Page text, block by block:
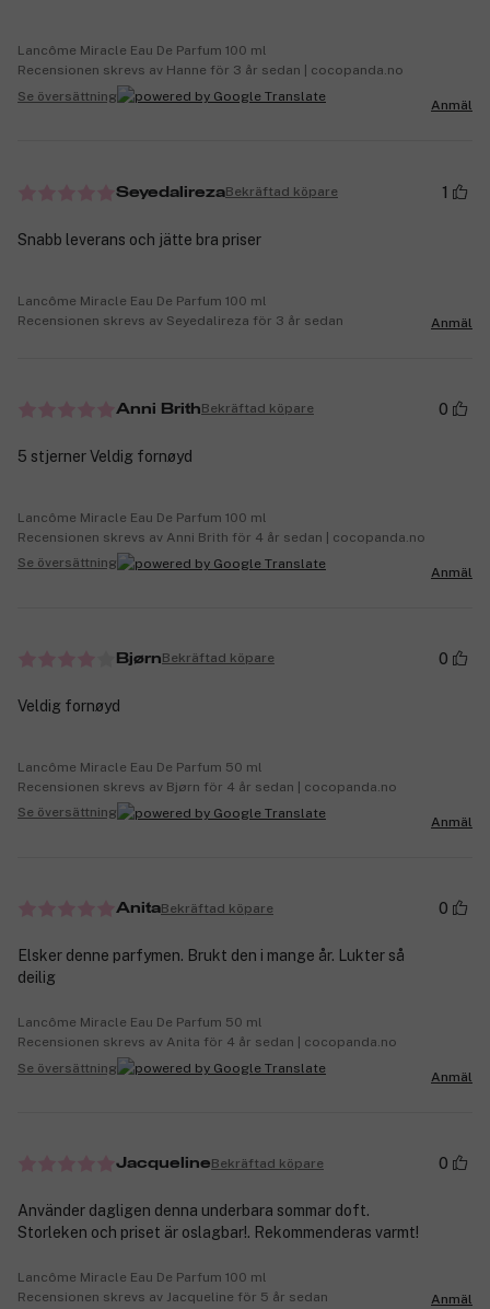
Lancôme Miracle Eau De Parfum 100 ml
Recensionen skrevs av Hanne för 3 år sedan | cocopanda.no
Se översättning
Anmäl
SeyedalirezaBekräftad köpare 1
Snabb leverans och jätte bra priser
Lancôme Miracle Eau De Parfum 100 ml
Recensionen skrevs av Seyedalireza för 3 år sedan
Anmäl
Anni BrithBekräftad köpare 0
5 stjerner Veldig fornøyd
Lancôme Miracle Eau De Parfum 100 ml
Recensionen skrevs av Anni Brith för 4 år sedan | cocopanda.no
Se översättning
Anmäl
BjørnBekräftad köpare 0
Veldig fornøyd
Lancôme Miracle Eau De Parfum 50 ml
Recensionen skrevs av Bjørn för 4 år sedan | cocopanda.no
Se översättning
Anmäl
AnitaBekräftad köpare 0
Elsker denne parfymen. Brukt den i mange år. Lukter så
deilig
Lancôme Miracle Eau De Parfum 50 ml
Recensionen skrevs av Anita för 4 år sedan | cocopanda.no
Se översättning
Anmäl
JacquelineBekräftad köpare 0
Använder dagligen denna underbara sommar doft.
Storleken och priset är oslagbar!. Rekommenderas varmt!
Lancôme Miracle Eau De Parfum 100 ml
Recensionen skrevs av Jacqueline för 5 år sedan
Anmäl